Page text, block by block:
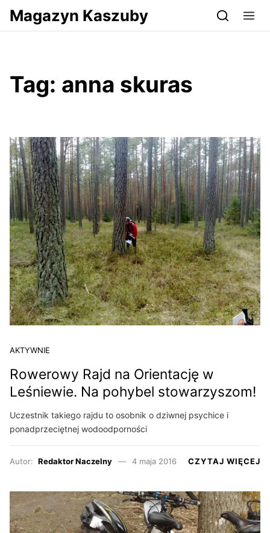
Przejdź do serwisu magazynkaszuby.pl
Magazyn Kaszuby
Tag: anna skuras
AKTYWNIE
Rowerowy Rajd na Orientację w
Leśniewie. Na pohybel stowarzyszom!
Uczestnik takiego rajdu to osobnik o dziwnej psychice i
ponadprzeciętnej wodoodporności
Autor: Redaktor Naczelny 4 maja 2016 CZYTAJ WIĘCEJ